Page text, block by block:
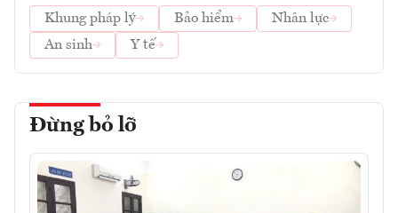
Khung pháp lý
Bảo hiểm
Nhân lực
An sinh
Y tế
Đừng bỏ lỡ